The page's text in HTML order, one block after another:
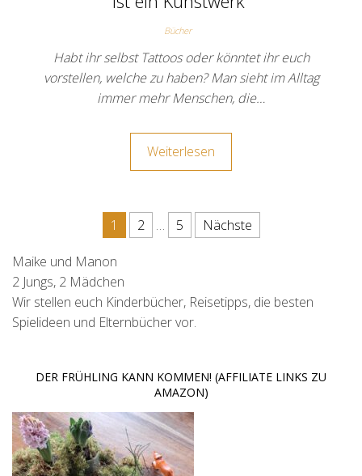
Bücher
Habt ihr selbst Tattoos oder könntet ihr euch
vorstellen, welche zu haben? Man sieht im Alltag
immer mehr Menschen, die…
Weiterlesen
Seitennummerierung der
1 2 … 5 Nächste
Maike und Manon
2 Jungs, 2 Mädchen
Wir stellen euch Kinderbücher, Reisetipps, die besten
Spielideen und Elternbücher vor.
DER FRÜHLING KANN KOMMEN! (AFFILIATE LINKS ZU
AMAZON)